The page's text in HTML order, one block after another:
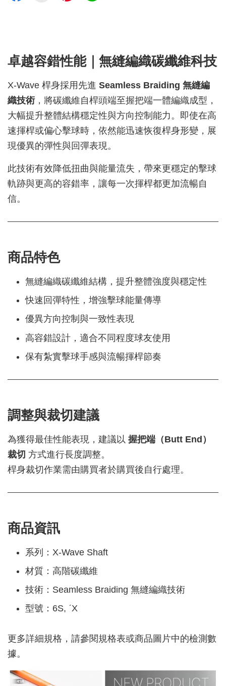
卓越容錯性能｜無縫編織碳纖維科技
X-Wave 桿身採用先進 Seamless Braiding 無縫編
織技術，將碳纖維自桿頭端至握把端一體編織成型，
大幅提升整體結構穩定性與方向控制能力。即使在高
速揮桿或偏心擊球時，依然能迅速恢復桿身形變，展
現優異的彈性與回彈表現。
此技術有效降低扭曲與能量流失，帶來更穩定的擊球
軌跡與更高的容錯率，讓每一次揮桿都更加流暢自
信。
商品特色
無縫編織碳纖維結構，提升整體強度與穩定性
快速回彈特性，增強擊球能量傳導
優異方向控制與一致性表現
高容錯設計，適合不同程度球友使用
保有紮實擊球手感與流暢揮桿節奏
調整與裁切建議
為獲得最佳性能表現，建議以 握把端（Butt End）
裁切 方式進行長度調整。
桿身裁切作業需由購買者於購買後自行處理。
商品資訊
系列：X-Wave Shaft
材質：高階碳纖維
技術：Seamless Braiding 無縫編織技術
型號：6S, ˊX
更多詳細規格，請參閱規格表或商品圖片中的檢測數
據。